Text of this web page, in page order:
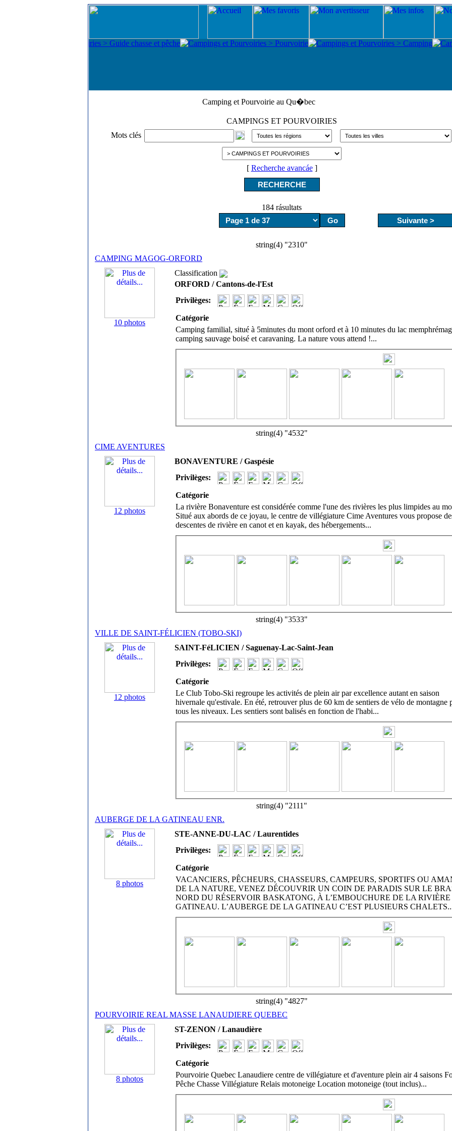
Camping et Pourvoirie au Qu�bec
CAMPINGS ET POURVOIRIES
Mots clés
[ Recherche avancáe]
184 rásultats
string(4) "2310"
CAMPING MAGOG-ORFORD
10 photos
Classification
ORFORD / Cantons-de-l'Est
Privilèges:
Catégorie
Camping familial, situé à 5minutes du mont orford et à 10 minutes du lac
camping sauvage boisé et caravaning. La nature vous attend !...
string(4) "4532"
CIME AVENTURES
12 photos
BONAVENTURE / Gaspésie
Privilèges:
Catégorie
La rivière Bonaventure est considérée comme l'une des rivières les plus limpides au
Situé aux abords de ce joyau, le centre de villégiature Cime Aventures vous propose
descentes de rivière en canot et en kayak, des hébergements...
string(4) "3533"
VILLE DE SAINT-FÉLICIEN (TOBO-SKI)
12 photos
SAINT-FéLICIEN / Saguenay-Lac-Saint-Jean
Privilèges:
Catégorie
Le Club Tobo-Ski regroupe les activités de plein air par excellence autant en saison
hivernale qu'estivale. En été, retrouver plus de 60 km de sentiers de vélo de montagne
tous les niveaux. Les sentiers sont balisés en fonction de l'habi...
string(4) "2111"
AUBERGE DE LA GATINEAU ENR.
8 photos
STE-ANNE-DU-LAC / Laurentides
Privilèges:
Catégorie
VACANCIERS, PÊCHEURS, CHASSEURS, CAMPEURS, SPORTIFS OU
DE LA NATURE, VENEZ DÉCOUVRIR UN COIN DE PARADIS SUR LE
NORD DU RÉSERVOIR BASKATONG, À L’EMBOUCHURE DE LA RIVIÈRE
GATINEAU. L’AUBERGE DE LA GATINEAU C’EST PLUSIEURS CHALETS
string(4) "4827"
POURVOIRIE REAL MASSE LANAUDIERE QUEBEC
8 photos
ST-ZENON / Lanaudière
Privilèges:
Catégorie
Pourvoirie Quebec Lanaudiere centre de villégiature et d'aventure plein air 4 saisons
Pêche Chasse Villégiature Relais motoneige Location motoneige (tout inclus)...